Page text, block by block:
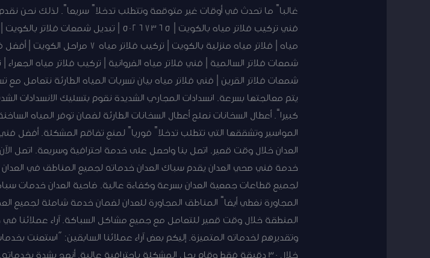
فني تركيب فلاتر مياه بالكويت | 50267365
مياه | فلاتر مياه منزلية بالكويت
شمعات فلاتر السالمية | فني فلاتر مياه الفروانية | تركيب فلاتر مياه
شمعات فلاتر القرين | فني فلاتر مياه بيان تسربات المياه الطارئة نتعامل مع
يتم معالجتها بسرعة. انسدادات المجاري الشديدة نقوم بتسليك الانسدادات
كبيراً. أعطال السخانات نصلح أعطال السخانات الطارئة لضمان توفر المياه
المواسير وتشققها التي تتطلب تدخلاً فورياً لمنع تفاقم المشكلة. أفضل
خدمة فني صحي العدان يقدم سباك العدان خدماته لجميع المناطق في
لجميع قطاعات جمعية العدان بسرعة وكفاءة عالية. ضاحية العدان خدمات
المجاورة نغطي أيضاً المناطق المجاورة للعدان لضمان خدمة شاملة
المنطقة خلال وقت قصير للتعامل مع جميع مشاكل السباكة. آراء عملائنا
وتقديرهم لخدماته المتميزة. إليكم بعض آراء عملائنا السابقين: “استعنت
خلال 30 دقيقة فقط وقام بحل المشكلة باحترافية عالية. أنصح بشدة